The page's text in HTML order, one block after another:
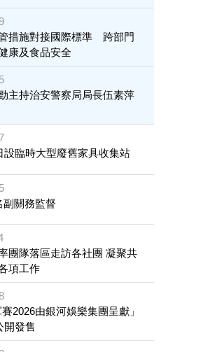
措施對接國際標準 跨部門
康及食品安全
主持治安警察局局長伍素萍
設臨時大型廢舊家具收集站
副關務監督
團隊落區走訪各社團 凝聚共
項工作
賽2026由銀河娛樂集團呈獻」
開發售